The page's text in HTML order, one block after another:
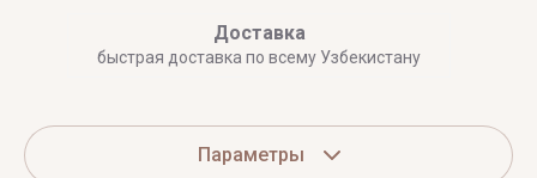
Доставка
быстрая доставка по всему Узбекистану
Параметры